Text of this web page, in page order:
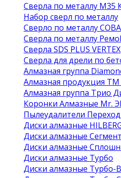
Сверла по металлу М35
Набор сверл по металлу
Сверло по металлу
Сверла по металлу
Сверла SDS PLUS VERTEX
Сверла для дрели по
Алмазная группа
Алмазная продукция ТМ
Алмазная группа Трио
Коронки Алмазные Mr.
Пылеудалители
Диски алмазные
Диски алмазные Сегмент
Диски алмазные
Диски алмазные Турбо
Диски алмазные Турбо-